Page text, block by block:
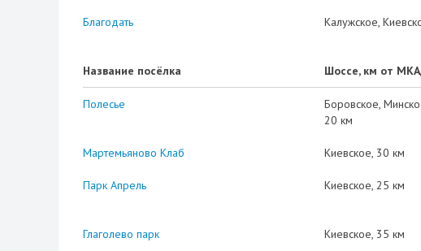
Благодать Калужское
Название посёлка Шоссе, км от
Полесье Боровское
20 км
Мартемьяново Клаб Киевское 30 км
Парк Апрель Киевское 25 км
Глаголево парк Киевское 35 км